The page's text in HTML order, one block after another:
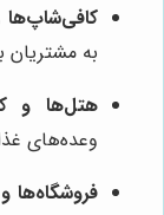
کافی‌شاپ‌ها
به
هتل‌ها و
وعده‌های
فروشگاه‌ها